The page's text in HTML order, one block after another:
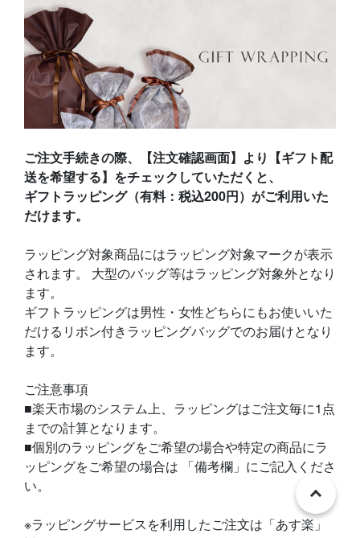
ご注文手続きの際、【注文確認画面】より【ギフト配
送を希望する】をチェックしていただくと、
ギフトラッピング（有料：税込200円）がご利用いた
だけます。
ラッピング対象商品にはラッピング対象マークが表示
されます。 大型のバッグ等はラッピング対象外となり
ます。
ギフトラッピングは男性・女性どちらにもお使いいた
だけるリボン付きラッピングバッグでのお届けとなり
ます。
ご注意事項
■楽天市場のシステム上、ラッピングはご注文毎に1点
までの計算となります。
■個別のラッピングをご希望の場合や特定の商品にラ
ッピングをご希望の場合は 「備考欄」にご記入くださ
い。
※ラッピングサービスを利用したご注文は「あす楽」